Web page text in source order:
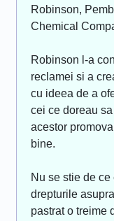
Robinson,
Chemical
Robinson l-a
reclamei si a
cu ideea de a
cei ce doreau
acestor
bine.
Nu se stie de
drepturile
pastrat o treime